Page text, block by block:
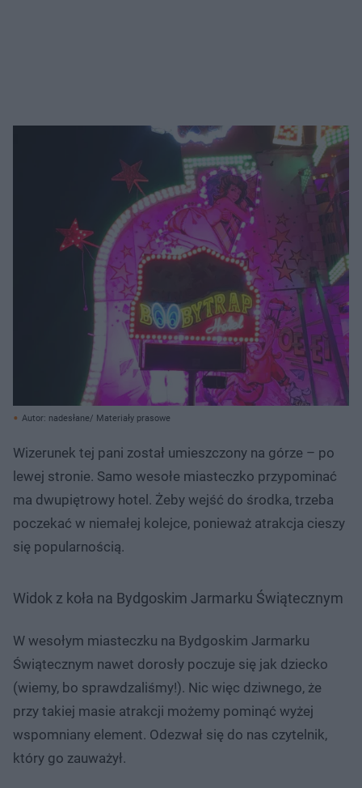
Autor: nadesłane/ Materiały prasowe
Wizerunek tej pani został umieszczony na górze – po
lewej stronie. Samo wesołe miasteczko przypominać
ma dwupiętrowy hotel. Żeby wejść do środka, trzeba
poczekać w niemałej kolejce, ponieważ atrakcja cieszy
się popularnością.
Widok z koła na Bydgoskim Jarmarku Świątecznym
W wesołym miasteczku na Bydgoskim Jarmarku
Świątecznym nawet dorosły poczuje się jak dziecko
(wiemy, bo sprawdzaliśmy!). Nic więc dziwnego, że
przy takiej masie atrakcji możemy pominąć wyżej
wspomniany element. Odezwał się do nas czytelnik,
który go zauważył.